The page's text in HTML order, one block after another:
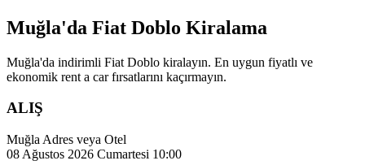
Muğla'da Fiat Doblo Kiralama
Muğla'da indirimli Fiat Doblo kiralayın. En uygun fiyatlı ve
ekonomik rent a car fırsatlarını kaçırmayın.
ALIŞ
Muğla Adres veya Otel
08 Ağustos 2026 Cumartesi 10:00